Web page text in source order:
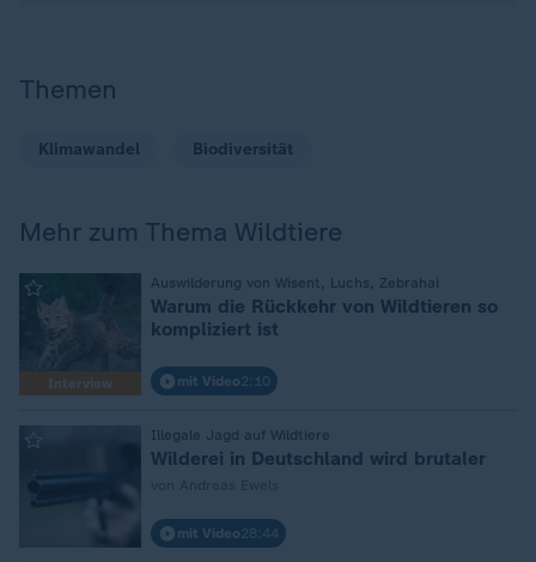
Themen
Klimawandel Biodiversität
Mehr zum Thema Wildtiere
Interview
Auswilderung von Wisent, Luchs, Zebrahai
Warum die Rückkehr von Wildtieren so
kompliziert ist
mit Video2:10
Illegale Jagd auf Wildtiere
Wilderei in Deutschland wird brutaler
mit Video28:44